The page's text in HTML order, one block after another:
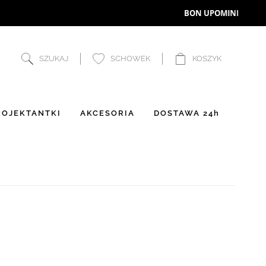
SZUKAJ SCHOWEK KOSZYK
AKCESORIA DOSTAWA 24h